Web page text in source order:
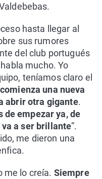
hasta llegar al
sus rumores
del club portugués
mucho. Yo
teníamos claro el
una nueva
abrir otra gigante.
de empezar ya, de
a ser brillante”.
me dieron una
me lo creía. Siempre